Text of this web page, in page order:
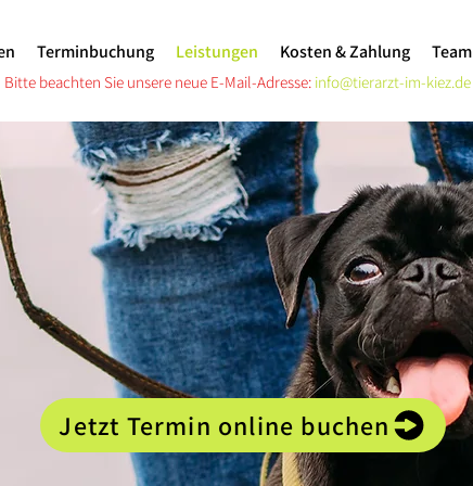
Terminbuchung Leistungen Kosten & Zahlung Team
Bitte beachten Sie unsere neue E-Mail-Adresse: info@tierarzt-im-kiez.de
Jetzt Termin online buchen